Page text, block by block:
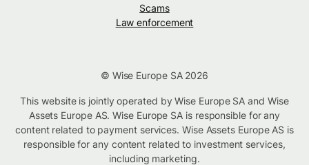
Scams
Law enforcement
© Wise Europe SA 2026
This website is jointly operated by Wise Europe SA and Wise
Assets Europe AS. Wise Europe SA is responsible for any
content related to payment services. Wise Assets Europe AS is
responsible for any content related to investment services,
including marketing.